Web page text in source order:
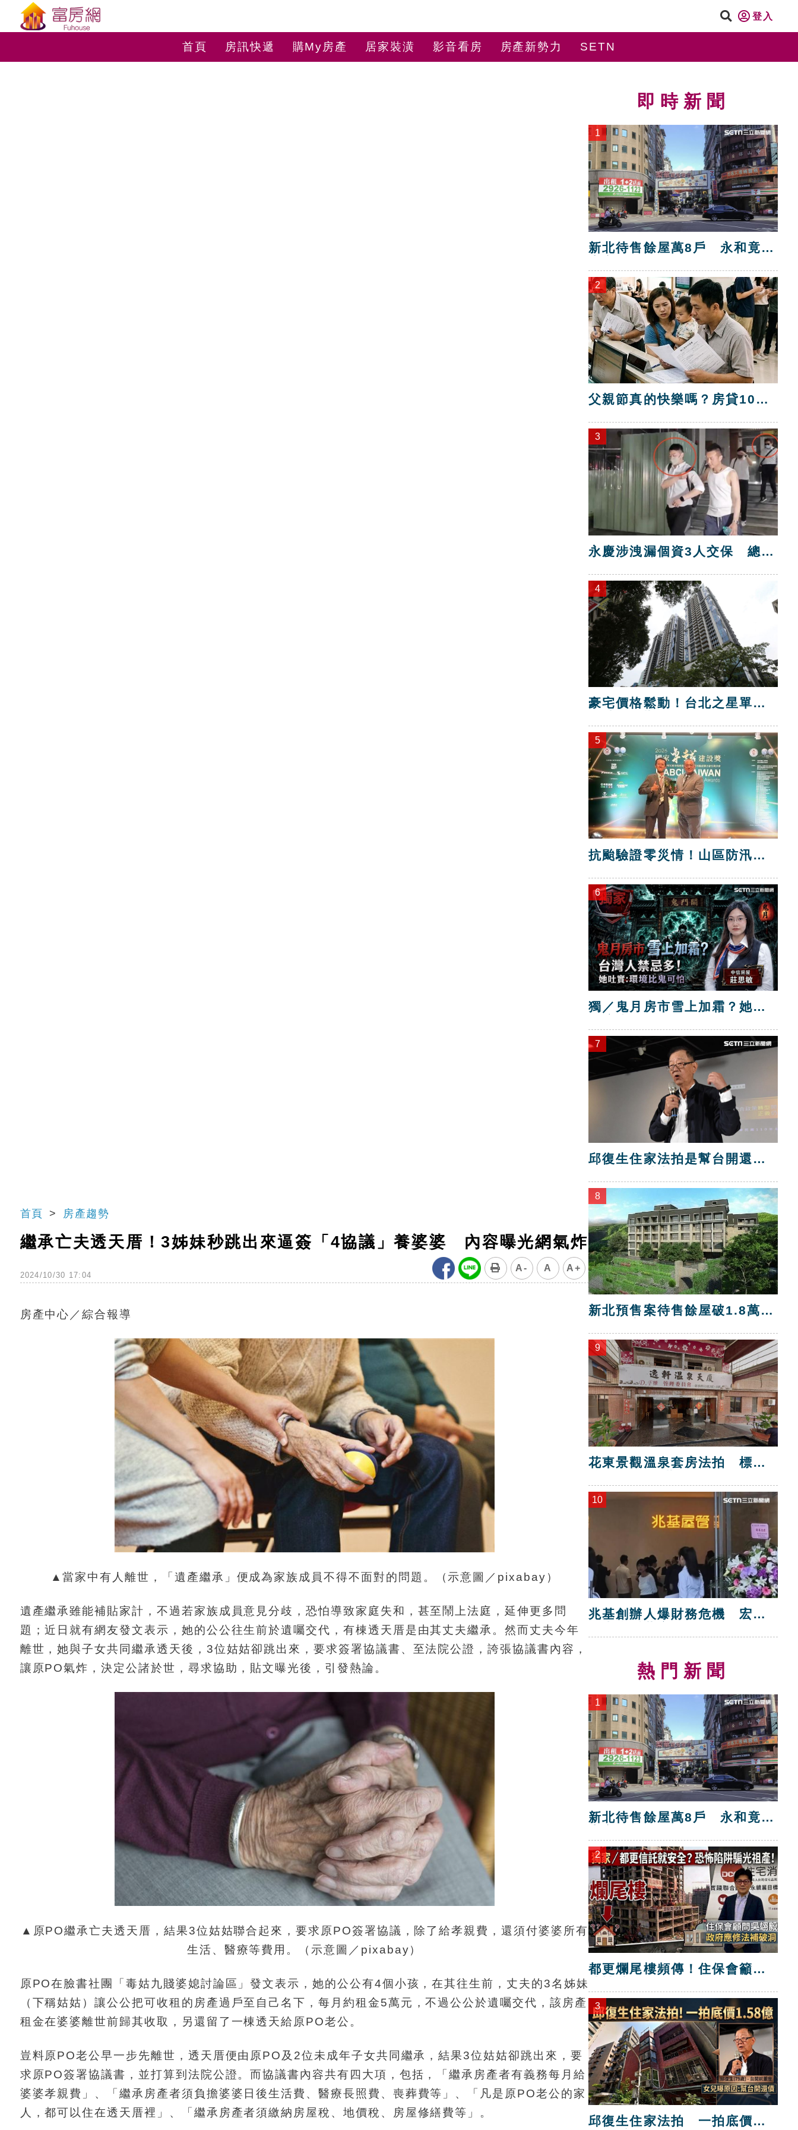
登入
首頁 房訊快遞 購My房產 居家裝潢 影音看房 房產新勢力 SETN
首頁 房產趨勢
繼承亡夫透天厝！3姊妹秒跳出來逼簽「4協議」養婆婆 內容曝光網氣炸
2024/10/30 17:04
A- A A+
房產中心／綜合報導
▲當家中有人離世，「遺產繼承」便成為家族成員不得不面對的問題。（示意圖／pixabay）
遺產繼承雖能補貼家計，不過若家族成員意見分歧，恐怕導致家庭失和，甚至鬧上法庭，延伸更多問
題；近日就有網友發文表示，她的公公往生前於遺囑交代，有棟透天厝是由其丈夫繼承。然而丈夫今年
離世，她與子女共同繼承透天後，3位姑姑卻跳出來，要求簽署協議書、至法院公證，誇張協議書內容，
讓原PO氣炸，決定公諸於世，尋求協助，貼文曝光後，引發熱論。
▲原PO繼承亡夫透天厝，結果3位姑姑聯合起來，要求原PO簽署協議，除了給孝親費，還須付婆婆所有
生活、醫療等費用。（示意圖／pixabay）
原PO在臉書社團「毒姑九賤婆媳討論區」發文表示，她的公公有4個小孩，在其往生前，丈夫的3名姊妹
（下稱姑姑）讓公公把可收租的房產過戶至自己名下，每月約租金5萬元，不過公公於遺囑交代，該房產
租金在婆婆離世前歸其收取，另還留了一棟透天給原PO老公。
豈料原PO老公早一步先離世，透天厝便由原PO及2位未成年子女共同繼承，結果3位姑姑卻跳出來，要
求原PO簽署協議書，並打算到法院公證。而協議書內容共有四大項，包括，「繼承房產者有義務每月給
婆婆孝親費」、「繼承房產者須負擔婆婆日後生活費、醫療長照費、喪葬費等」、「凡是原PO老公的家
人，都可以住在透天厝裡」、「繼承房產者須繳納房屋稅、地價稅、房屋修繕費等」。
即時新聞
1
新北待售餘屋萬8戶 永和竟只
2
父親節真的快樂嗎？房貸10年
3
永慶涉洩漏個資3人交保 總部
4
豪宅價格鬆動！台北之星單坪
5
抗颱驗證零災情！山區防汛工
6
獨／鬼月房市雪上加霜？她：
7
邱復生住家法拍是幫台開還
8
新北預售案待售餘屋破1.8萬
9
花東景觀溫泉套房法拍 標脫
10
兆基創辦人爆財務危機 宏碁
熱門新聞
1
新北待售餘屋萬8戶 永和竟只
2
都更爛尾樓頻傳！住保會籲修
3
邱復生住家法拍 一拍底價